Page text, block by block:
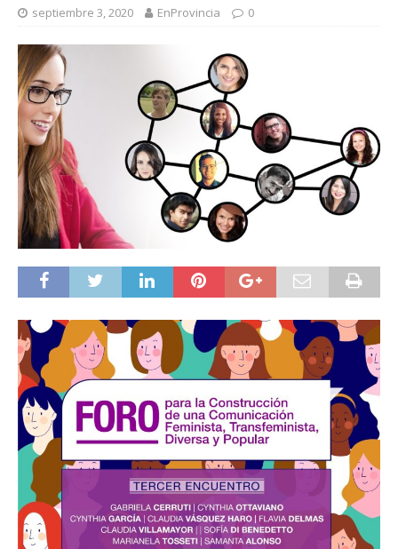
septiembre 3, 2020 EnProvincia 0